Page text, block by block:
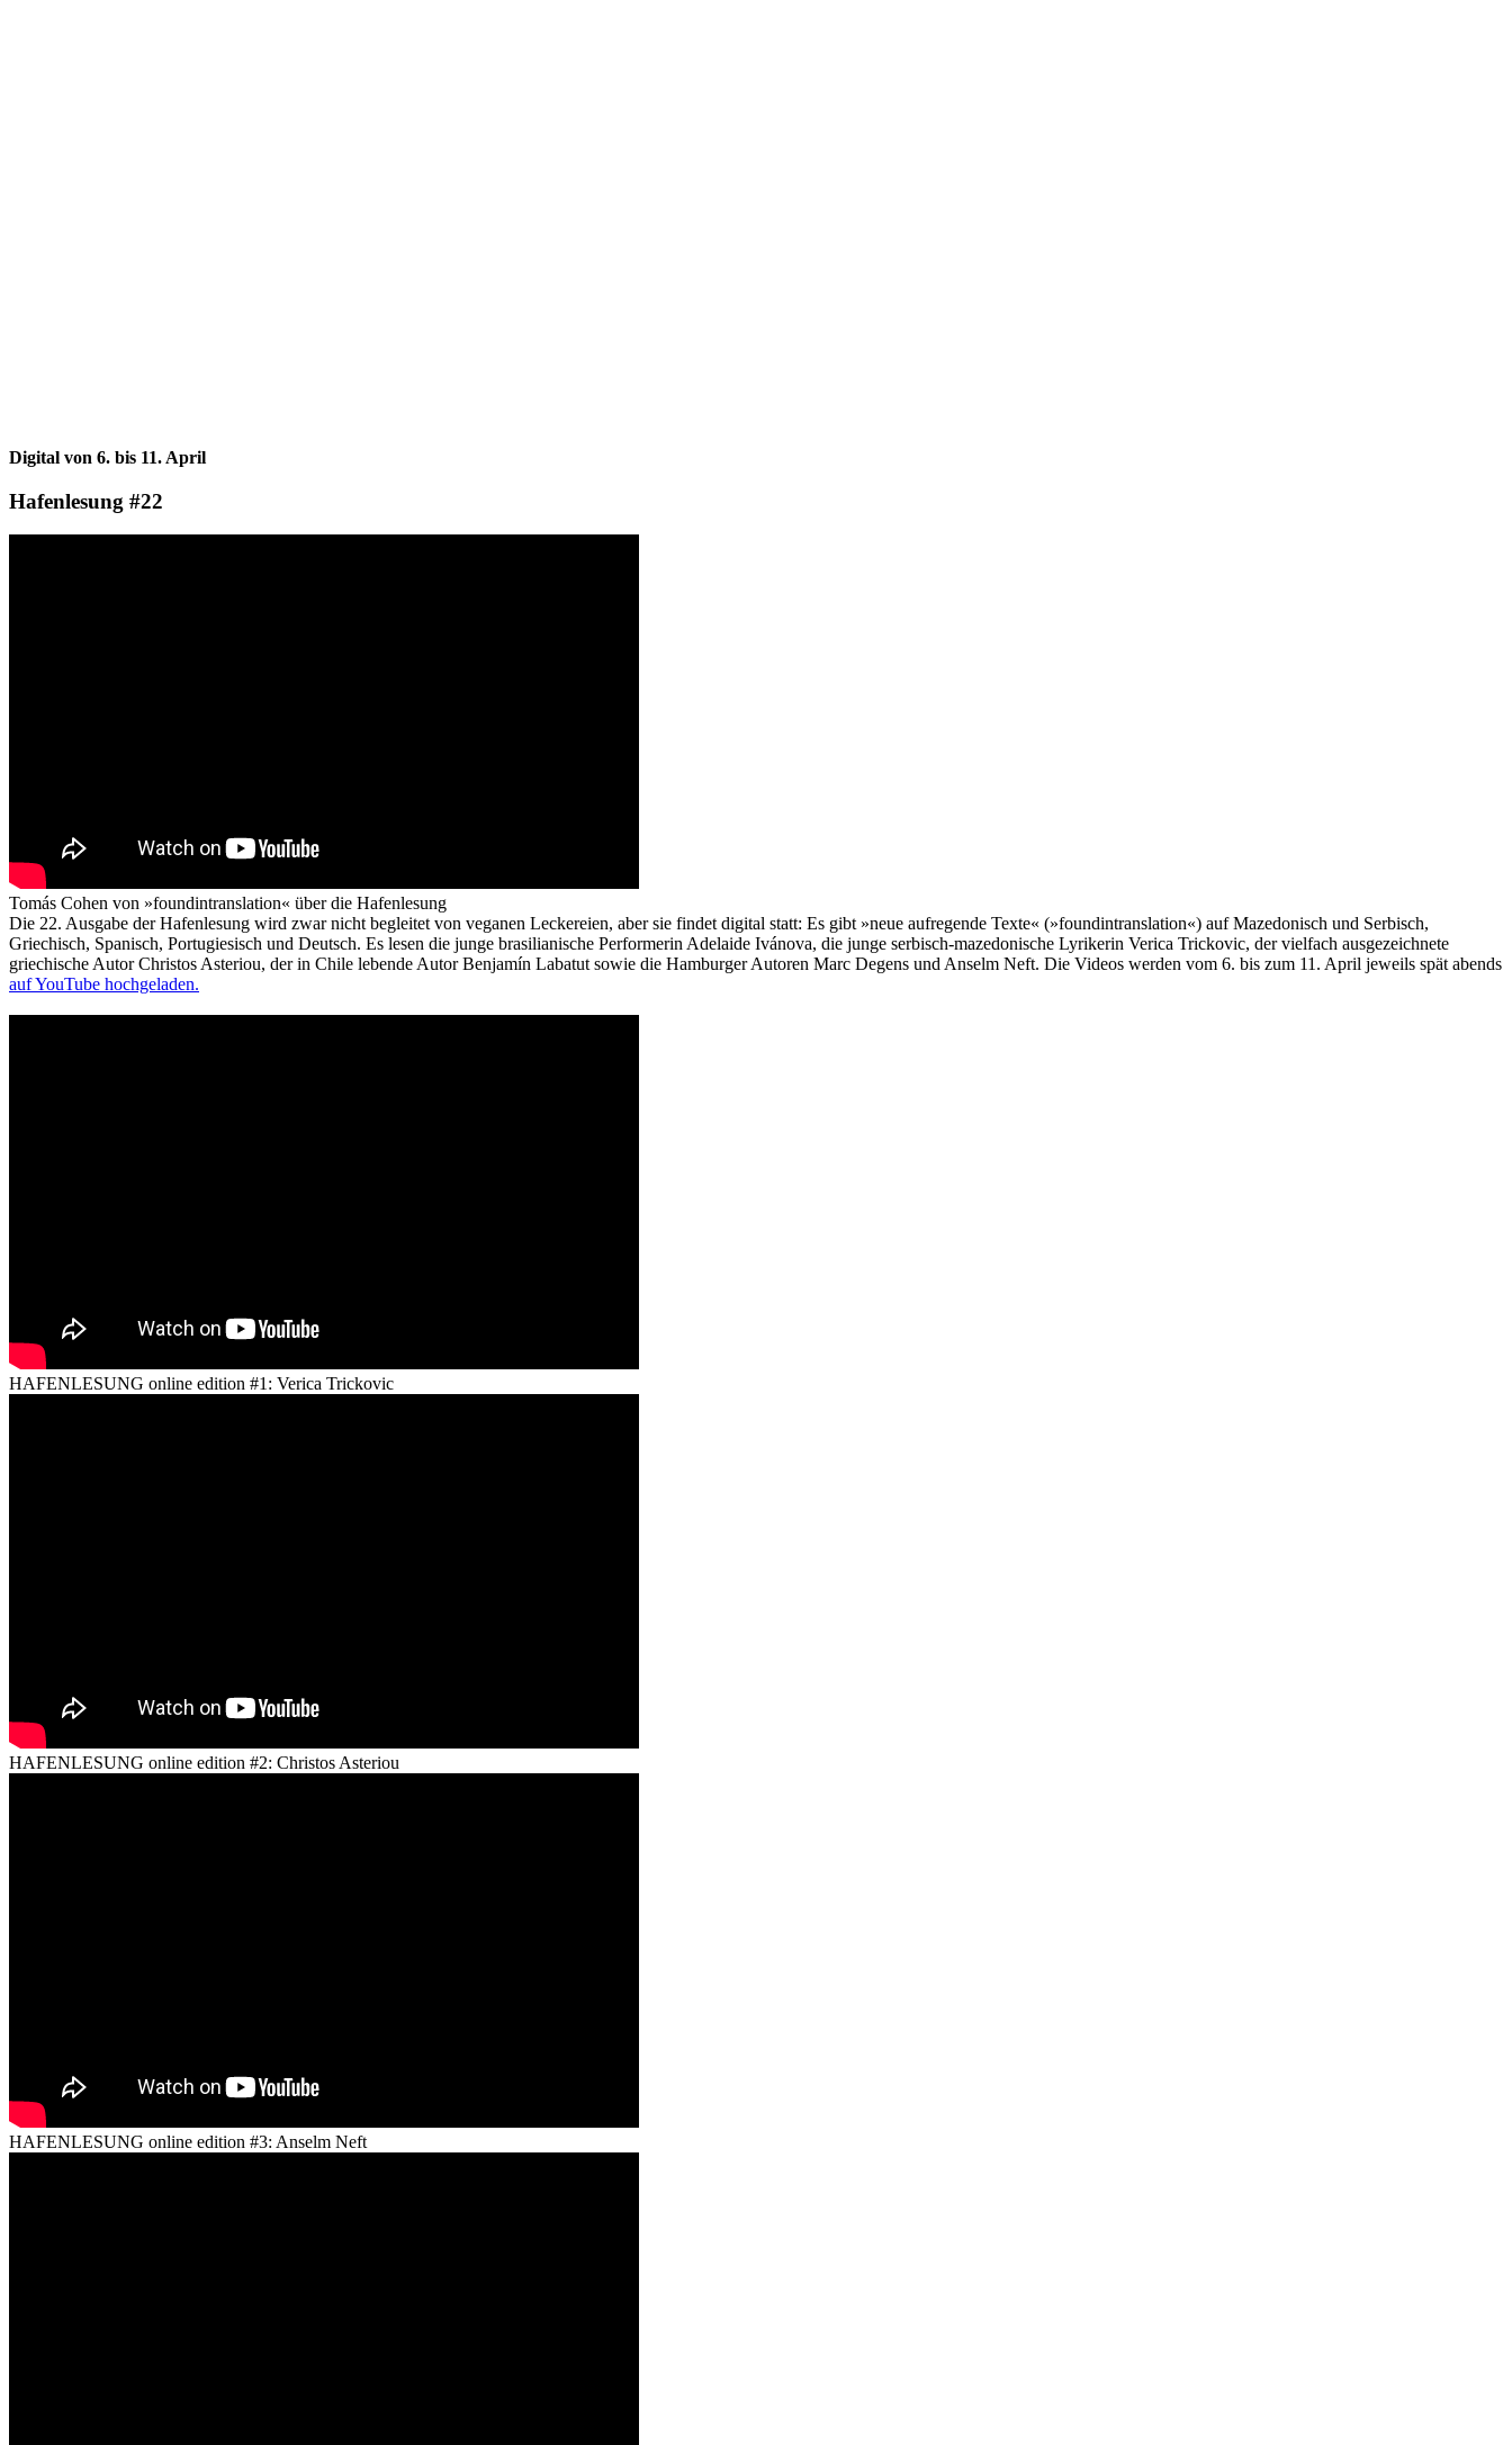
Digital von 6. bis 11. April
Hafenlesung #22
Tomás Cohen von »foundintranslation« über die Hafenlesung
Die 22. Ausgabe der Hafenlesung wird zwar nicht begleitet von veganen Leckereien, aber sie findet digital statt: Es gibt »neue aufregende Texte« (»foundintranslation«) auf Mazedonisch und Serbisch,
Griechisch, Spanisch, Portugiesisch und Deutsch. Es lesen die junge brasilianische Performerin Adelaide Ivánova, die junge serbisch-mazedonische Lyrikerin Verica Trickovic, der vielfach ausgezeichnete
griechische Autor Christos Asteriou, der in Chile lebende Autor Benjamín Labatut sowie die Hamburger Autoren Marc Degens und Anselm Neft. Die Videos werden vom 6. bis zum 11. April jeweils spät abends
auf YouTube hochgeladen.
HAFENLESUNG online edition #1: Verica Trickovic
HAFENLESUNG online edition #2: Christos Asteriou
HAFENLESUNG online edition #3: Anselm Neft